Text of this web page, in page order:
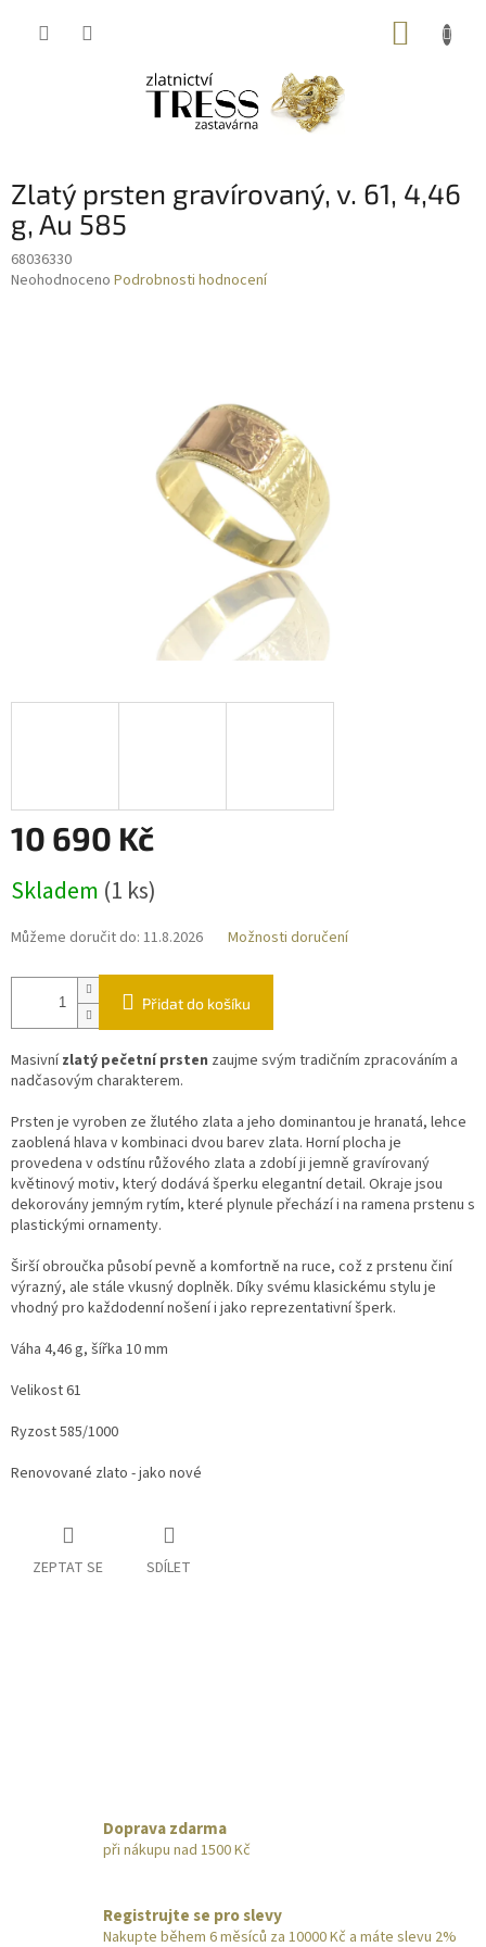
Zlatý prsten gravírovaný, v. 61, 4,46
g, Au 585
68036330
Průměrné
Neohodnoceno Podrobnosti hodnocení
10 690 Kč
cena:
Skladem (1 ks)
Můžeme doručit do: 11.8.2026 Možnosti doručení
Přidat do košíku
Masivnízlatý pečetní prsten zaujme svým tradičním zpracováním a
nadčasovým charakterem.
Prsten je vyroben ze žlutého zlata a jeho dominantou je hranatá, lehce
zaoblená hlava v kombinaci dvou barev zlata. Horní plocha je
provedena v odstínu růžového zlata a zdobí ji jemně gravírovaný
květinový motiv, který dodává šperku elegantní detail. Okraje jsou
dekorovány jemným rytím, které plynule přechází i na ramena prstenu s
plastickými ornamenty.
Širší obroučka působí pevně a komfortně na ruce, což z prstenu činí
výrazný, ale stále vkusný doplněk. Díky svému klasickému stylu je
vhodný pro každodenní nošení i jako reprezentativní šperk.
Váha 4,46 g, šířka 10 mm
Velikost 61
Ryzost 585/1000
Renovované zlato - jako nové
ZEPTAT SE SDÍLET
Doprava zdarma
při nákupu nad 1500 Kč
Registrujte se pro slevy
Nakupte během 6 měsíců za 10000 Kč a máte slevu 2%